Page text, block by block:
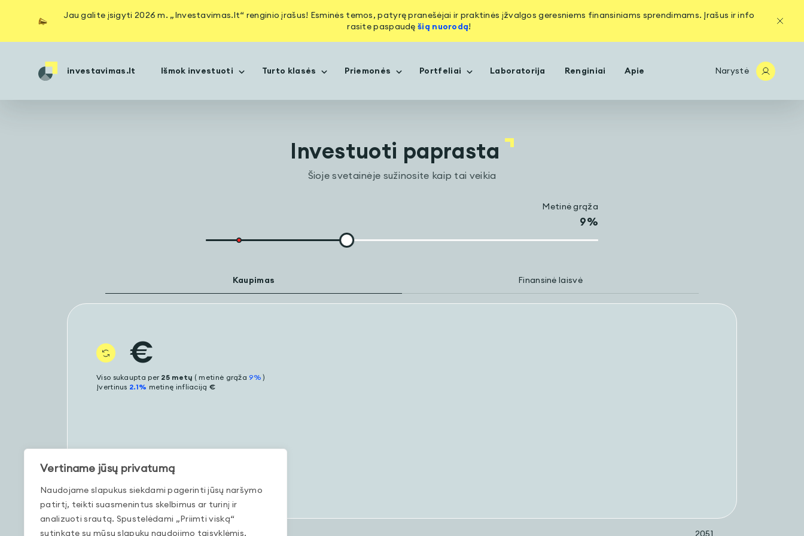
Vertiname jūsų privatumą
Naudojame slapukus siekdami pagerinti jūsų naršymo
patirtį, teikti suasmenintus skelbimus ar turinį ir
analizuoti srautą. Spustelėdami „Priimti viską“
sutinkate su mūsų slapukų naudojimo taisyklėmis.
Jau galite įsigyti 2026 m. „Investavimas.lt“ renginio įrašus! Esminės temos, patyrę pranešėjai ir praktinės įžvalgos geresniems finansiniams sprendimams. Įrašus ir info
rasite paspaudęšią nuorodą!
investavimas.lt Išmok investuoti Turto klasės Priemonės Portfeliai Laboratorija Renginiai Apie Narystė
Investuoti paprasta
Šioje svetainėje sužinosite kaip tai veikia
Metinė grąža
9%
Kaupimas Finansinė laisvė
€
Viso sukaupta per 25 metų ( metinė grąža 9%)
Įvertinus 2.1% metinę infliaciją €
2026 2051